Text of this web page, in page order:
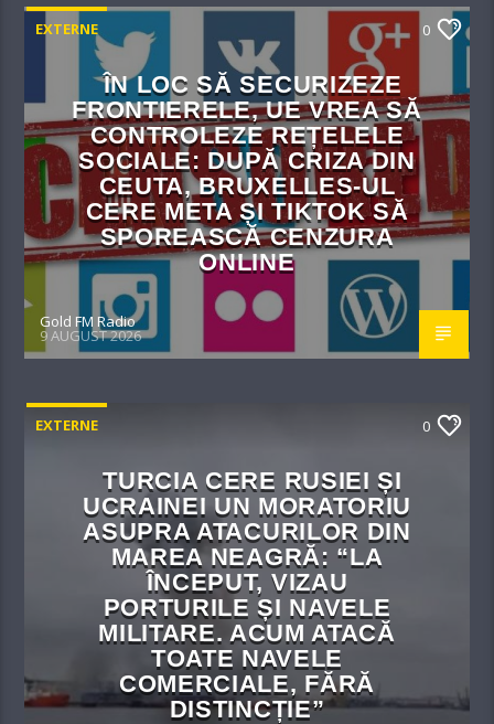
EXTERNE 0
ÎN LOC SĂ SECURIZEZE
FRONTIERELE, UE VREA SĂ
CONTROLEZE REȚELELE
SOCIALE: DUPĂ CRIZA DIN
CEUTA, BRUXELLES-UL
CERE META ȘI TIKTOK SĂ
SPOREASCĂ CENZURA
ONLINE
Gold FM Radio
9 AUGUST 2026
EXTERNE 0
TURCIA CERE RUSIEI ȘI
UCRAINEI UN MORATORIU
ASUPRA ATACURILOR DIN
MAREA NEAGRĂ: “LA
ÎNCEPUT, VIZAU
PORTURILE ȘI NAVELE
MILITARE. ACUM ATACĂ
TOATE NAVELE
COMERCIALE, FĂRĂ
DISTINCȚIE”